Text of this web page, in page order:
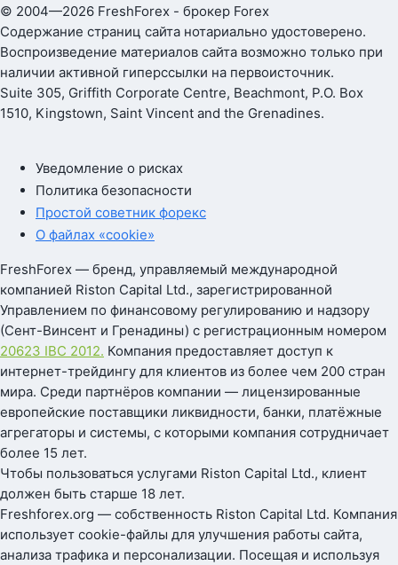
© 2004—2026 FreshForex - брокер Forex
Содержание страниц сайта нотариально удостоверено.
Воспроизведение материалов сайта возможно только при
наличии активной гиперссылки на первоисточник.
Suite 305, Griffith Corporate Centre, Beachmont, P.O. Box
1510, Kingstown, Saint Vincent and the Grenadines.
Уведомление о рисках
Политика безопасности
Простой советник форекс
О файлах «cookie»
FreshForex — бренд, управляемый международной
компанией Riston Capital Ltd., зарегистрированной
Управлением по финансовому регулированию и надзору
(Сент-Винсент и Гренадины) с регистрационным номером
20623 IBC 2012. Компания предоставляет доступ к
интернет-трейдингу для клиентов из более чем 200 стран
мира. Среди партнёров компании — лицензированные
европейские поставщики ликвидности, банки, платёжные
агрегаторы и системы, с которыми компания сотрудничает
более 15 лет.
Чтобы пользоваться услугами Riston Capital Ltd., клиент
должен быть старше 18 лет.
Freshforex.org — собственность Riston Capital Ltd. Компания
использует cookie-файлы для улучшения работы сайта,
анализа трафика и персонализации. Посещая и используя